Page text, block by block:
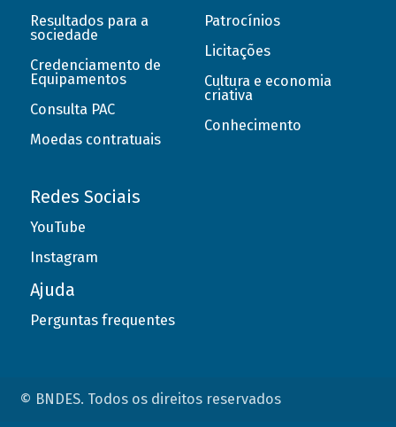
Resultados para a
sociedade
Credenciamento de
Equipamentos
Consulta PAC
Moedas contratuais
Patrocínios
Licitações
Cultura e economia
criativa
Conhecimento
Redes Sociais
YouTube
Instagram
Ajuda
Perguntas frequentes
© BNDES. Todos os direitos reservados